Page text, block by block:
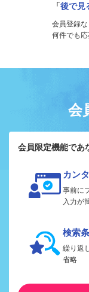
「後で見
会員登録な
何件でも応
会
会員限定機能であ
カン
事前に
入力が
検索
繰り返
省略